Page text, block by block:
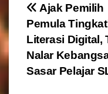
N
a
v
Ajak Pemilih
Pemula
Literasi Digital,
Nalar
Sasar Pelajar